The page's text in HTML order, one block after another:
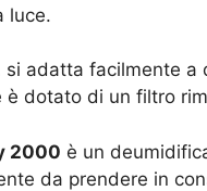
luce.
adatta facilmente a
dotato di un filtro
2000 è un
da prendere in